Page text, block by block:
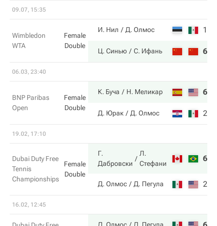
09.07, 15:35
Wimbledon
WTA
Female
Double
И. Нил Д. Олмос 1
Ц. Синью С. Ифань 6
06.03, 23:40
BNP Paribas
Open
Female
Double
К. Буча Н. Меликар 6
Д. Юрак Д. Олмос 2
19.02, 17:10
Dubai Duty Free
Tennis
Championships
Female
Double
Г.
Дабровски
Л.
Стефани
6
Д. Олмос Д. Пегула 2
16.02, 12:45